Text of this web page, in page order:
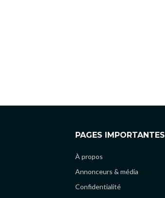
PAGES IMPORTANTES
À propos
Annonceurs & média
Confidentialité